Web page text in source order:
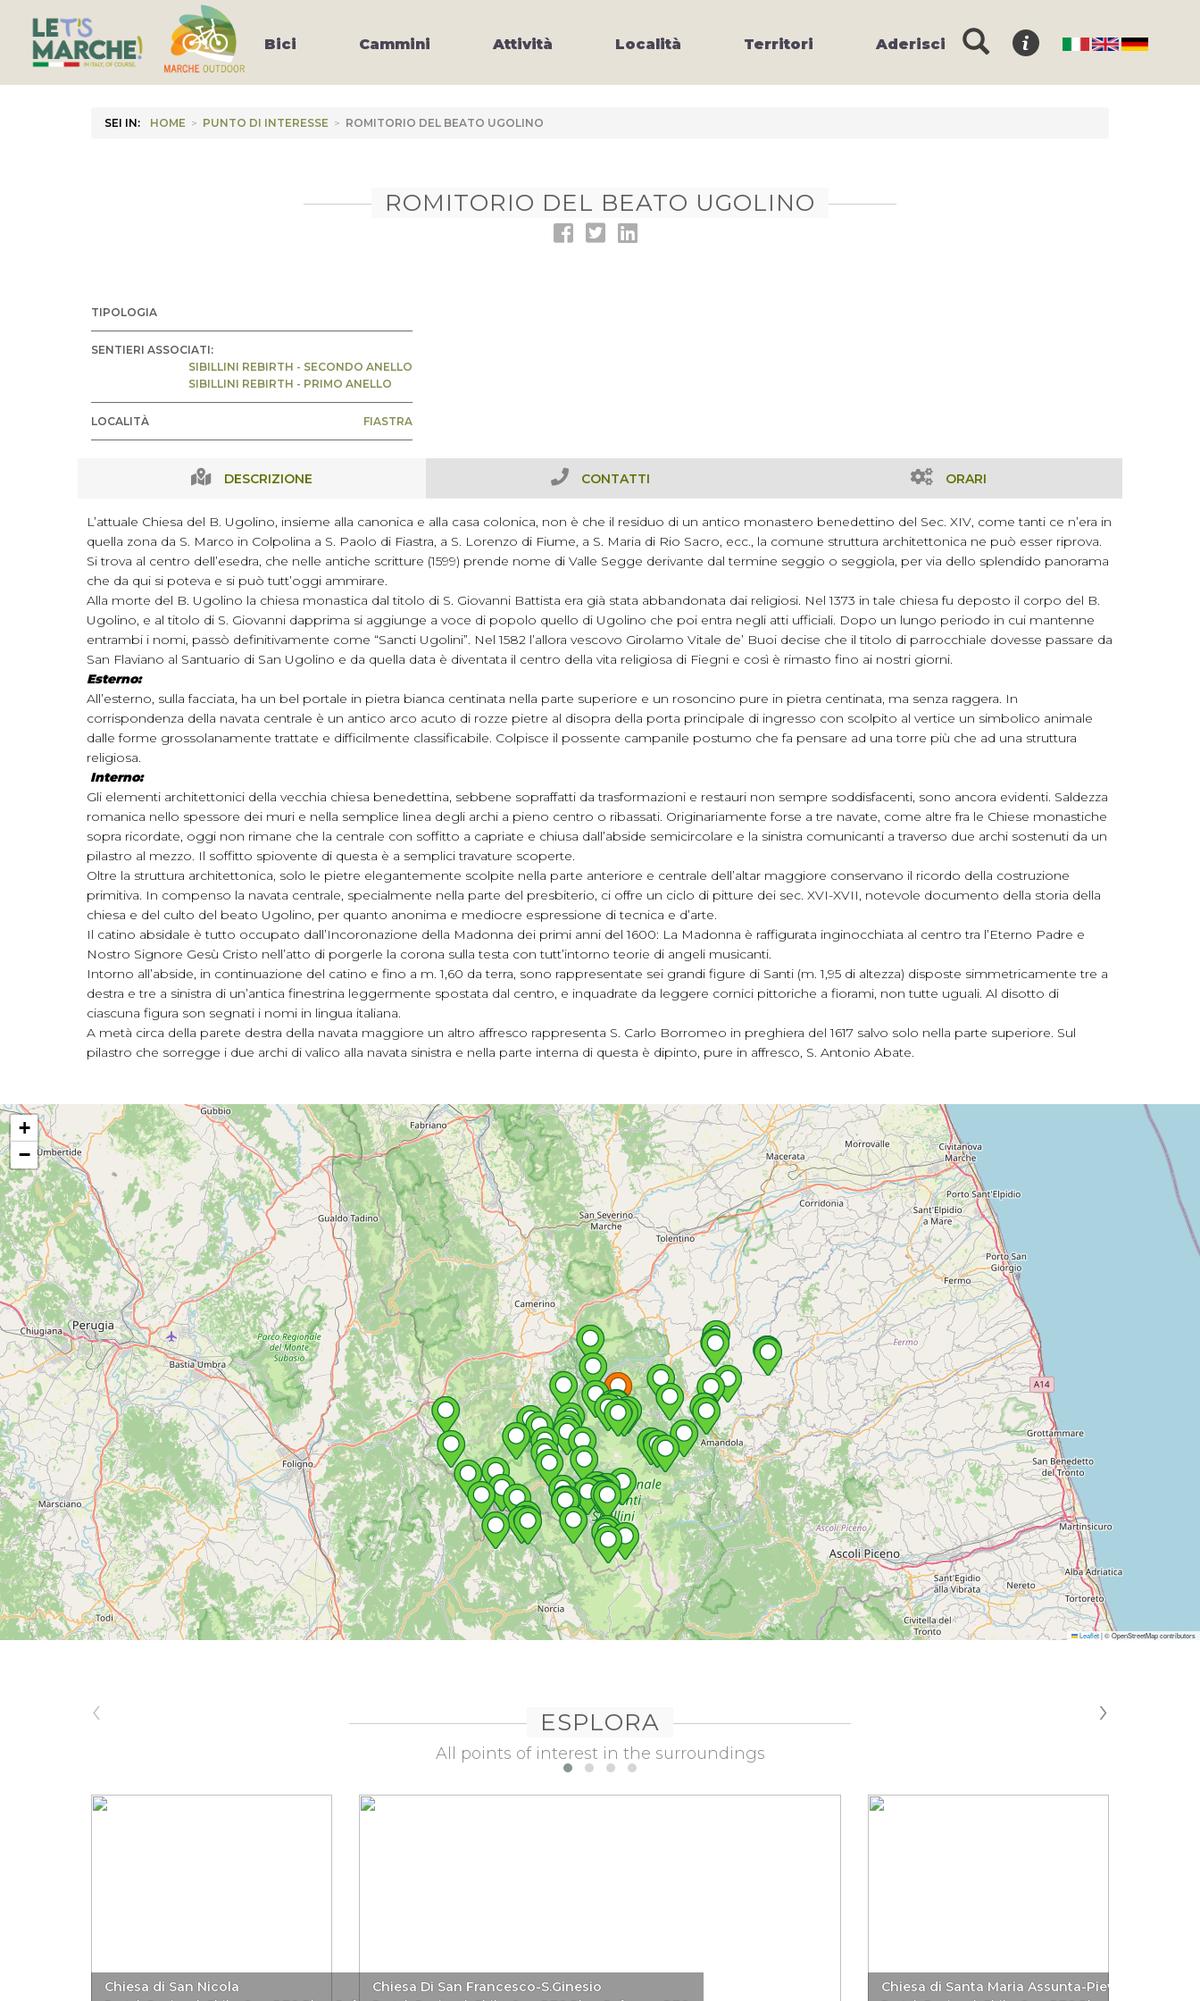
Bici Cammini Attività Località Territori Aderisci
SEI IN: HOME > PUNTO DI INTERESSE > ROMITORIO DEL BEATO UGOLINO
ROMITORIO DEL BEATO UGOLINO
TIPOLOGIA
SENTIERI ASSOCIATI:
SIBILLINI REBIRTH - SECONDO ANELLO
SIBILLINI REBIRTH - PRIMO ANELLO
LOCALITÀ FIASTRA
DESCRIZIONE CONTATTI ORARI
L’attuale Chiesa del B. Ugolino, insieme alla canonica e alla casa colonica, non è che il residuo di un antico monastero benedettino del Sec. XIV, come tanti ce n’era in
quella zona da S. Marco in Colpolina a S. Paolo di Fiastra, a S. Lorenzo di Fiume, a S. Maria di Rio Sacro, ecc., la comune struttura architettonica ne può esser riprova.
Si trova al centro dell’esedra, che nelle antiche scritture (1599) prende nome di Valle Segge derivante dal termine seggio o seggiola, per via dello splendido panorama
che da qui si poteva e si può tutt’oggi ammirare.
Alla morte del B. Ugolino la chiesa monastica dal titolo di S. Giovanni Battista era già stata abbandonata dai religiosi. Nel 1373 in tale chiesa fu deposto il corpo del B.
Ugolino, e al titolo di S. Giovanni dapprima si aggiunge a voce di popolo quello di Ugolino che poi entra negli atti ufficiali. Dopo un lungo periodo in cui mantenne
entrambi i nomi, passò definitivamente come “Sancti Ugolini”. Nel 1582 l’allora vescovo Girolamo Vitale de’ Buoi decise che il titolo di parrocchiale dovesse passare da
San Flaviano al Santuario di San Ugolino e da quella data è diventata il centro della vita religiosa di Fiegni e così è rimasto fino ai nostri giorni.
Esterno:
All’esterno, sulla facciata, ha un bel portale in pietra bianca centinata nella parte superiore e un rosoncino pure in pietra centinata, ma senza raggera. In
corrispondenza della navata centrale è un antico arco acuto di rozze pietre al disopra della porta principale di ingresso con scolpito al vertice un simbolico animale
dalle forme grossolanamente trattate e difficilmente classificabile. Colpisce il possente campanile postumo che fa pensare ad una torre più che ad una struttura
religiosa.
Interno:
Gli elementi architettonici della vecchia chiesa benedettina, sebbene sopraffatti da trasformazioni e restauri non sempre soddisfacenti, sono ancora evidenti. Saldezza
romanica nello spessore dei muri e nella semplice linea degli archi a pieno centro o ribassati. Originariamente forse a tre navate, come altre fra le Chiese monastiche
sopra ricordate, oggi non rimane che la centrale con soffitto a capriate e chiusa dall’abside semicircolare e la sinistra comunicanti a traverso due archi sostenuti da un
pilastro al mezzo. Il soffitto spiovente di questa è a semplici travature scoperte.
Oltre la struttura architettonica, solo le pietre elegantemente scolpite nella parte anteriore e centrale dell’altar maggiore conservano il ricordo della costruzione
primitiva. In compenso la navata centrale, specialmente nella parte del presbiterio, ci offre un ciclo di pitture dei sec. XVI-XVII, notevole documento della storia della
chiesa e del culto del beato Ugolino, per quanto anonima e mediocre espressione di tecnica e d’arte.
Il catino absidale è tutto occupato dall’Incoronazione della Madonna dei primi anni del 1600: La Madonna è raffigurata inginocchiata al centro tra l’Eterno Padre e
Nostro Signore Gesù Cristo nell’atto di porgerle la corona sulla testa con tutt’intorno teorie di angeli musicanti.
Intorno all’abside, in continuazione del catino e fino a m. 1,60 da terra, sono rappresentate sei grandi figure di Santi (m. 1,95 di altezza) disposte simmetricamente tre a
destra e tre a sinistra di un’antica finestrina leggermente spostata dal centro, e inquadrate da leggere cornici pittoriche a fiorami, non tutte uguali. Al disotto di
ciascuna figura son segnati i nomi in lingua italiana.
A metà circa della parete destra della navata maggiore un altro affresco rappresenta S. Carlo Borromeo in preghiera del 1617 salvo solo nella parte superiore. Sul
pilastro che sorregge i due archi di valico alla navata sinistra e nella parte interna di questa è dipinto, pure in affresco, S. Antonio Abate.
+
−
Leaflet|© OpenStreetMap contributors
ESPLORA
All points of interest in the surroundings
Chiesa di San Nicola Chiesa Di San Francesco-S.Ginesio Chiesa di Santa Maria Assunta-Pievebovigliana
‹ ›